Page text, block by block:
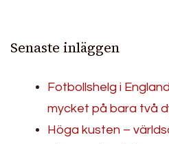
Senaste inläggen
Fotbollshelg i
mycket på bara två
Höga kusten –